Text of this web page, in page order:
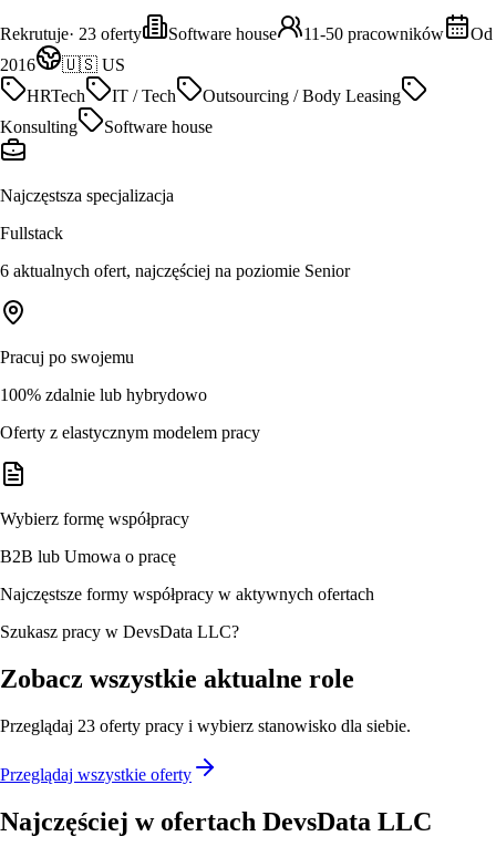
Rekrutuje· 23 oferty Software house 11-50 pracowników
Od
2016
🇺🇸 US
HRTech
IT / Tech
Outsourcing / Body Leasing
Konsulting
Software house
Najczęstsza specjalizacja
Fullstack
6 aktualnych ofert, najczęściej na poziomie Senior
Pracuj po swojemu
100% zdalnie lub hybrydowo
Oferty z elastycznym modelem pracy
Wybierz formę współpracy
B2B lub Umowa o pracę
Najczęstsze formy współpracy w aktywnych ofertach
Szukasz pracy w DevsData LLC?
Zobacz wszystkie aktualne role
Przeglądaj 23 oferty pracy i wybierz stanowisko dla siebie.
Przeglądaj wszystkie oferty
Najczęściej w ofertach DevsData LLC